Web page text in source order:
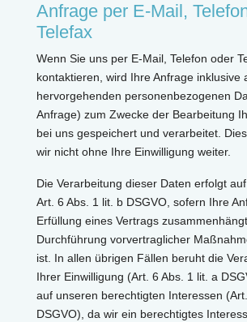
Anfrage per E-Mail,
Telefax
Wenn Sie uns per E-Mail, Telefon oder
kontaktieren, wird Ihre Anfrage inklusive
hervorgehenden personenbezogenen
Anfrage) zum Zwecke der Bearbeitung
bei uns gespeichert und verarbeitet.
wir nicht ohne Ihre Einwilligung weiter.
Die Verarbeitung dieser Daten erfolgt
Art. 6 Abs. 1 lit. b DSGVO, sofern Ihre
Erfüllung eines Vertrags
Durchführung vorvertraglicher
ist. In allen übrigen Fällen beruht die
Ihrer Einwilligung (Art. 6 Abs. 1 lit. a
auf unseren berechtigten Interessen
DSGVO), da wir ein berechtigtes